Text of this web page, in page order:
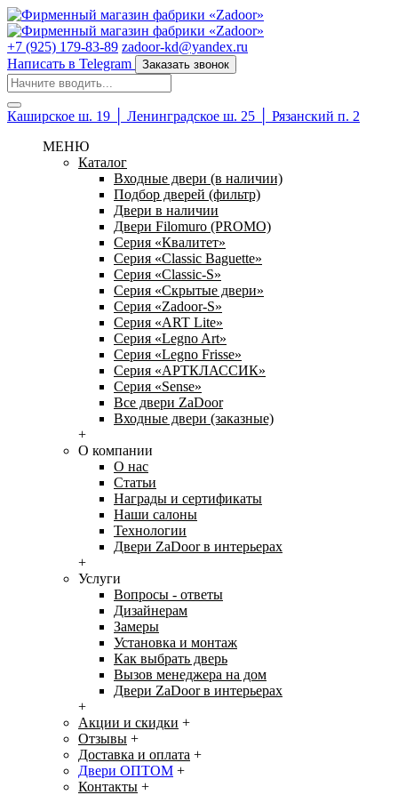
+7 (925) 179-83-89 zadoor-kd@yandex.ru
Написать в Telegram
Заказать звонок
Каширское ш. 19 │ Ленинградское ш. 25 │ Рязанский п. 2
МЕНЮ
Каталог
Входные двери (в наличии)
Подбор дверей (фильтр)
Двери в наличии
Двери Filomuro (PROMO)
Серия «Квалитет»
Серия «Classic Baguette»
Серия «Classic-S»
Серия «Скрытые двери»
Серия «Zadoor-S»
Серия «ART Lite»
Серия «Legno Art»
Серия «Legno Frisse»
Серия «АРТКЛАССИК»
Серия «Sense»
Все двери ZaDoor
Входные двери (заказные)
+
О компании
О нас
Статьи
Награды и сертификаты
Наши салоны
Технологии
Двери ZaDoor в интерьерах
+
Услуги
Вопросы - ответы
Дизайнерам
Замеры
Установка и монтаж
Как выбрать дверь
Вызов менеджера на дом
Двери ZaDoor в интерьерах
+
Акции и скидки +
Отзывы +
Доставка и оплата +
Двери ОПТОМ +
Контакты +